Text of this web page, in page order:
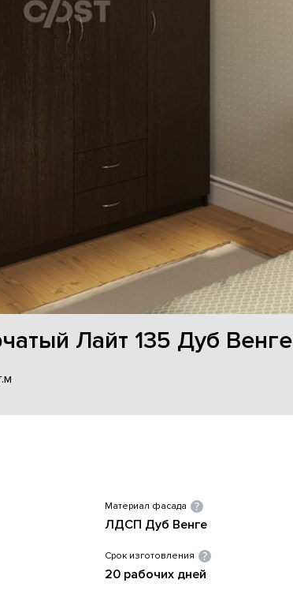
Лайт 135 Дуб Венге
Материал фасада
ЛДСП Дуб Венге
Срок изготовления
20 рабочих дней